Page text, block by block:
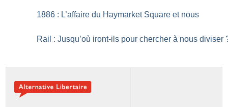
1886 : L’affaire du Haymarket Square et nous
Rail : Jusqu’où iront-ils pour chercher à nous diviser